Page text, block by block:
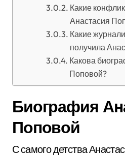
Какие
Анастасия
Какие
получила
Какова
Поповой?
Биография
Поповой
С самого детства